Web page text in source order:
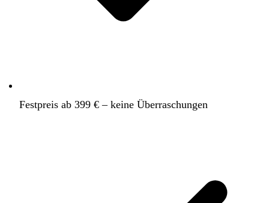
Festpreis ab 399 € – keine Überraschungen